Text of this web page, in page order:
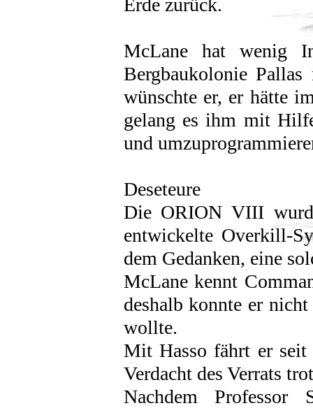
Erde zurück.
McLane hat wenig
Bergbaukolonie
wünschte er, er hätte
gelang es ihm mit
und
Deseteure
Die ORION VIII
entwickelte Overkill-
dem Gedanken, eine
McLane kennt
deshalb konnte er
wollte.
Mit Hasso fährt er seit
Verdacht des Verrats
Nachdem Professor